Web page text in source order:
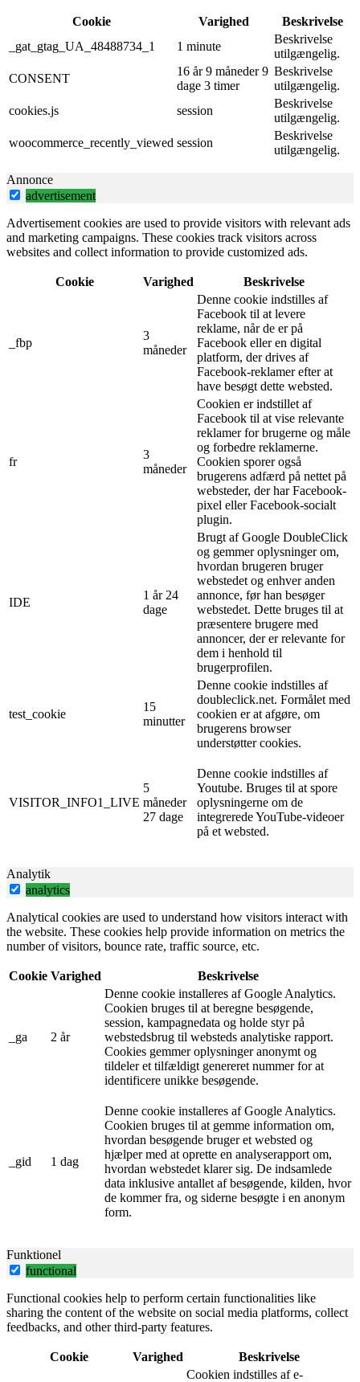
Cookie Varighed
Beskrivelse
_gat_gtag_UA_48488734_1
1 minute
Beskrivelse
utilgængelig.
CONSENT
16 år 9 måneder 9
dage 3 timer
Beskrivelse
utilgængelig.
cookies.js
session
Beskrivelse
utilgængelig.
woocommerce_recently_viewed session
Beskrivelse
utilgængelig.
Annonce
advertisement
Advertisement cookies are used to provide visitors with relevant ads
and marketing campaigns. These cookies track visitors across
websites and collect information to provide customized ads.
Cookie Varighed Beskrivelse
_fbp
3
måneder
Denne cookie indstilles af
Facebook til at levere
reklame, når de er på
Facebook eller en digital
platform, der drives af
Facebook-reklamer efter at
have besøgt dette websted.
fr
3
måneder
Cookien er indstillet af
Facebook til at vise relevante
reklamer for brugerne og måle
og forbedre reklamerne.
Cookien sporer også
brugerens adfærd på nettet på
websteder, der har Facebook-
pixel eller Facebook-socialt
plugin.
IDE
1 år 24
dage
Brugt af Google DoubleClick
og gemmer oplysninger om,
hvordan brugeren bruger
webstedet og enhver anden
annonce, før han besøger
webstedet. Dette bruges til at
præsentere brugere med
annoncer, der er relevante for
dem i henhold til
brugerprofilen.
test_cookie
15
minutter
Denne cookie indstilles af
doubleclick.net. Formålet med
cookien er at afgøre, om
brugerens browser
understøtter cookies.
VISITOR_INFO1_LIVE
5
måneder
27 dage
Denne cookie indstilles af
Youtube. Bruges til at spore
oplysningerne om de
integrerede YouTube-videoer
på et websted.
Analytik
analytics
Analytical cookies are used to understand how visitors interact with
the website. These cookies help provide information on metrics the
number of visitors, bounce rate, traffic source, etc.
Cookie Varighed Beskrivelse
_ga 2 år
Denne cookie installeres af Google Analytics.
Cookien bruges til at beregne besøgende,
session, kampagnedata og holde styr på
webstedsbrug til websteds analytiske rapport.
Cookies gemmer oplysninger anonymt og
tildeler et tilfældigt genereret nummer for at
identificere unikke besøgende.
_gid 1 dag
Denne cookie installeres af Google Analytics.
Cookien bruges til at gemme information om,
hvordan besøgende bruger et websted og
hjælper med at oprette en analyserapport om,
hvordan webstedet klarer sig. De indsamlede
data inklusive antallet af besøgende, kilden, hvor
de kommer fra, og siderne besøgte i en anonym
form.
Funktionel
functional
Functional cookies help to perform certain functionalities like
sharing the content of the website on social media platforms, collect
feedbacks, and other third-party features.
Cookie Varighed Beskrivelse
Cookien indstilles af e-